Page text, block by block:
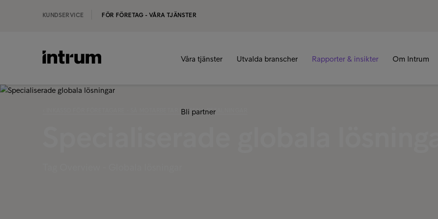
KUNDSERVICE FÖR FÖRETAG - VÅRA TJÄNSTER
Våra tjänster Utvalda branscher Rapporter & insikter Om Intrum
Bli partner
‹ INKASSO FÖR FÖRETAGARE - SÅ MOTARBETAR DU SENA BETALNINGAR